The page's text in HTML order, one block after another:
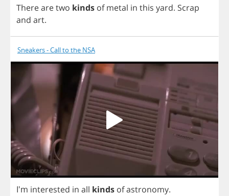
Therearetwo kinds of metal in this yard. Scrap
and art.
Sneakers - Call to the NSA
I'm interested in all kinds ofastronomy.